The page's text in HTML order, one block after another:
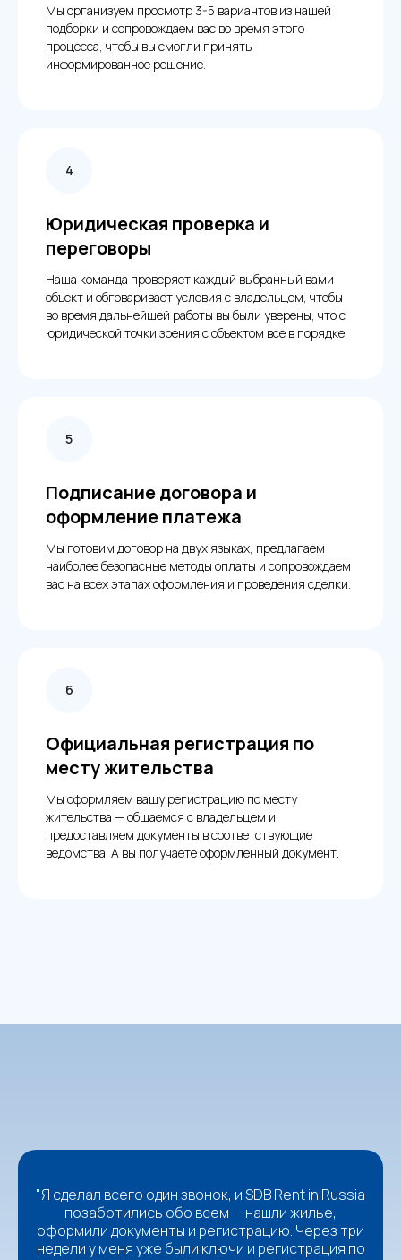
Мы организуем просмотр 3-5 вариантов из нашей
подборки и сопровождаем вас во время этого
процесса, чтобы вы смогли принять
информированное решение.
Юридическая проверка и
переговоры
Наша команда проверяет каждый выбранный вами
объект и обговаривает условия с владельцем, чтобы
во время дальнейшей работы вы были уверены, что с
юридической точки зрения с объектом все в порядке.
Подписание договора и
оформление платежа
Мы готовим договор на двух языках, предлагаем
наиболее безопасные методы оплаты и сопровождаем
вас на всех этапах оформления и проведения сделки.
Официальная регистрация по
месту жительства
Мы оформляем вашу регистрацию по месту
жительства — общаемся с владельцем и
предоставляем документы в соответствующие
ведомства. А вы получаете оформленный документ.
"Я сделал всего один звонок, и SDB Rent in Russia
позаботились обо всем — нашли жилье,
оформили документы и регистрацию. Через три
недели у меня уже были ключи и регистрация по